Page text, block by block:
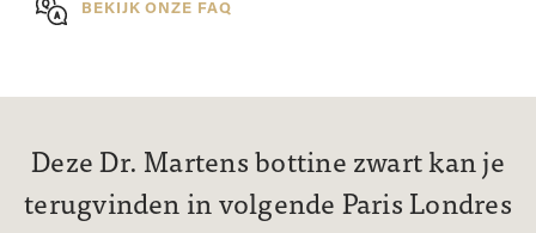
BEKIJK ONZE FAQ
Deze Dr. Martens bottine zwart kan je
terugvinden in volgende Paris Londres